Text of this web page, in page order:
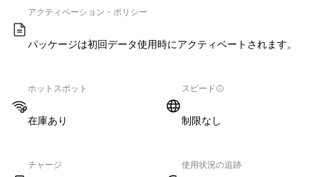
アクティベーション・ポリシー
パッケージは初回データ使用時にアクティベートされます。
ホットスポット
在庫あり
スピード
制限なし
チャージ 使用状況の追跡